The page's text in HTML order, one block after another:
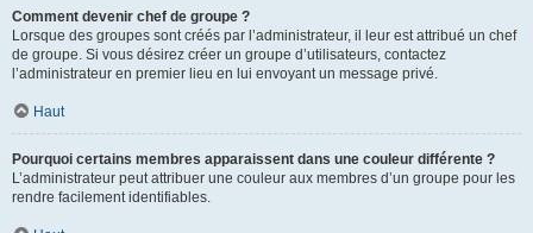
Comment devenir chef de groupe ?
Lorsque des groupes sont créés par l’administrateur, il leur est attribué un chef
de groupe. Si vous désirez créer un groupe d’utilisateurs, contactez
l’administrateur en premier lieu en lui envoyant un message privé.
Haut
Pourquoi certains membres apparaissent dans une couleur différente ?
L’administrateur peut attribuer une couleur aux membres d’un groupe pour les
rendre facilement identifiables.